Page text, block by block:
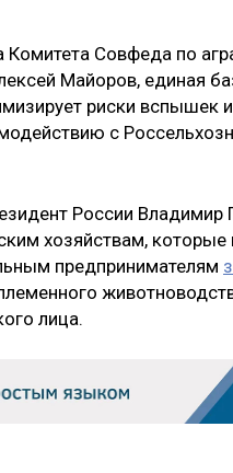
Комитета Совфеда по
Майоров, единая
риски вспышек
с
России
хозяйствам,
предпринимателям
лица.